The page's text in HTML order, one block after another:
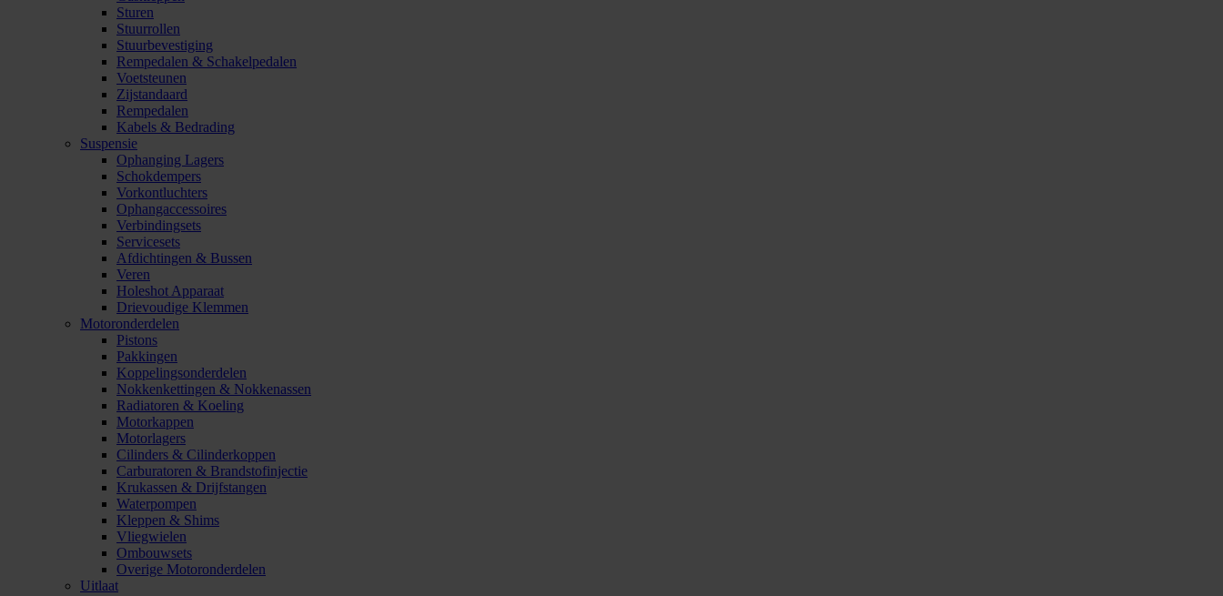
Sturen
Stuurrollen
Stuurbevestiging
Rempedalen & Schakelpedalen
Voetsteunen
Zijstandaard
Rempedalen
Kabels & Bedrading
Suspensie
Ophanging Lagers
Schokdempers
Vorkontluchters
Ophangaccessoires
Verbindingsets
Servicesets
Afdichtingen & Bussen
Veren
Holeshot Apparaat
Drievoudige Klemmen
Motoronderdelen
Pistons
Pakkingen
Koppelingsonderdelen
Nokkenkettingen & Nokkenassen
Radiatoren & Koeling
Motorkappen
Motorlagers
Cilinders & Cilinderkoppen
Carburatoren & Brandstofinjectie
Krukassen & Drijfstangen
Waterpompen
Kleppen & Shims
Vliegwielen
Ombouwsets
Overige Motoronderdelen
Uitlaat